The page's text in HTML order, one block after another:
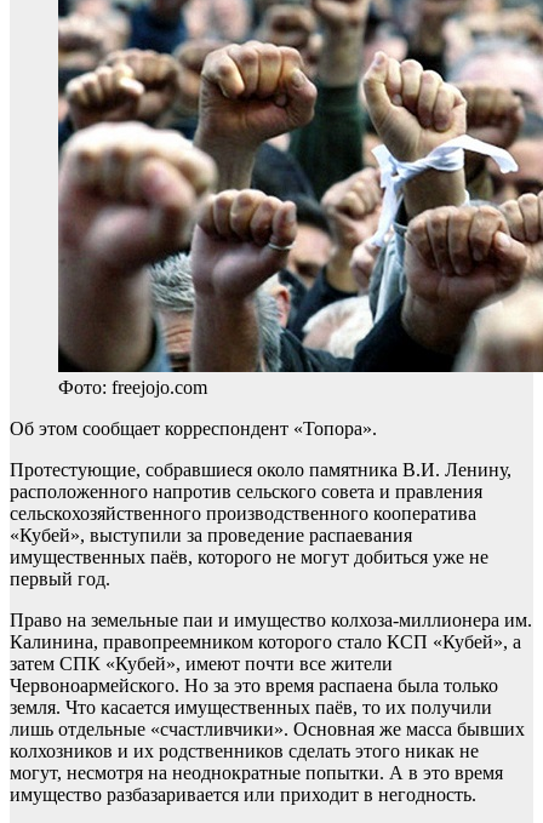
Фото: freejojo.com
Об этом сообщает корреспондент «Топора».
Протестующие, собравшиеся около памятника В.И. Ленину,
расположенного напротив сельского совета и правления
сельскохозяйственного производственного кооператива
«Кубей», выступили за проведение распаевания
имущественных паёв, которого не могут добиться уже не
первый год.
Право на земельные паи и имущество колхоза-миллионера им.
Калинина, правопреемником которого стало КСП «Кубей», а
затем СПК «Кубей», имеют почти все жители
Червоноармейского. Но за это время распаена была только
земля. Что касается имущественных паёв, то их получили
лишь отдельные «счастливчики». Основная же масса бывших
колхозников и их родственников сделать этого никак не
могут, несмотря на неоднократные попытки. А в это время
имущество разбазаривается или приходит в негодность.